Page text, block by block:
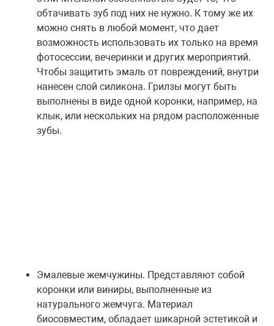
обтачивать зуб под них не нужно. К тому же их
можно снять в любой момент, что дает
возможность использовать их только на время
фотосессии, вечеринки и других мероприятий.
Чтобы защитить эмаль от повреждений, внутри
нанесен слой силикона. Грилзы могут быть
выполнены в виде одной коронки, например, на
клык, или нескольких на рядом расположенные
зубы.
Эмалевые жемчужины. Представляют собой
коронки или виниры, выполненные из
натурального жемчуга. Материал
биосовместим, обладает шикарной эстетикой и